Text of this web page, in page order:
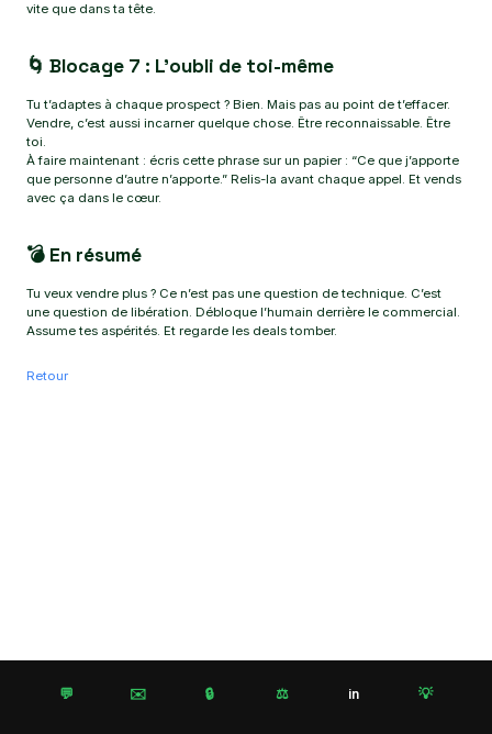
vite que dans ta tête.
🌀 Blocage 7 : L’oubli de toi-même
Tu t’adaptes à chaque prospect ? Bien. Mais pas au point de t’effacer.
Vendre, c’est aussi incarner quelque chose. Être reconnaissable. Être
toi.
À faire maintenant : écris cette phrase sur un papier : “Ce que j’apporte
que personne d’autre n’apporte.” Relis-la avant chaque appel. Et vends
avec ça dans le cœur.
💣 En résumé
Tu veux vendre plus ? Ce n’est pas une question de technique. C’est
une question de libération. Débloque l’humain derrière le commercial.
Assume tes aspérités. Et regarde les deals tomber.
Retour
💬 ✉️ 🔒 ⚖️ in 💡